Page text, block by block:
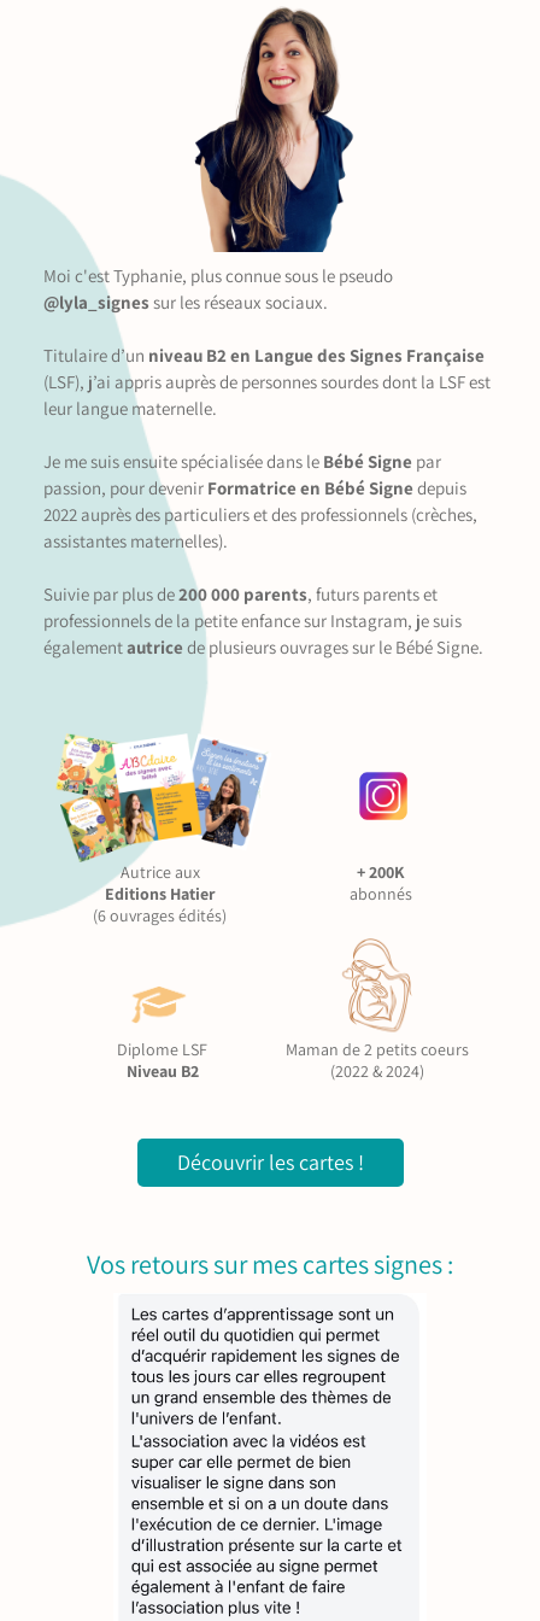
Moi c'est Typhanie, plus connue sous le pseudo
@lyla_signes sur les réseaux sociaux.
Titulaire d’un niveau B2 en Langue des Signes Française
(LSF), j’ai appris auprès de personnes sourdes dont la LSF est
leur langue maternelle.
Je me suis ensuite spécialisée dans le Bébé Signe par
passion, pour devenir Formatrice en Bébé Signe depuis
2022 auprès des particuliers et des professionnels (crèches,
assistantes maternelles).
Suivie par plus de200 000 parents, futurs parents et
professionnels de la petite enfance sur Instagram, je suis
égalementautrice de plusieurs ouvrages sur le Bébé Signe.
Autrice aux
Editions Hatier
(6 ouvrages édités)
+ 200K
abonnés
Diplome LSF
Niveau B2
Maman de 2 petits coeurs
(2022 & 2024)
Découvrir les cartes !
Vos retours sur mes cartes signes :